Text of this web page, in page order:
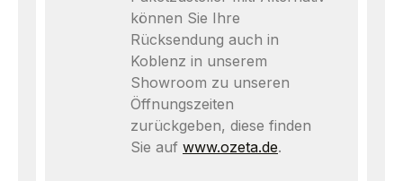
können Sie Ihre
Rücksendung auch in
Koblenz in unserem
Showroom zu unseren
Öffnungszeiten
zurückgeben, diese finden
Sie auf www.ozeta.de.